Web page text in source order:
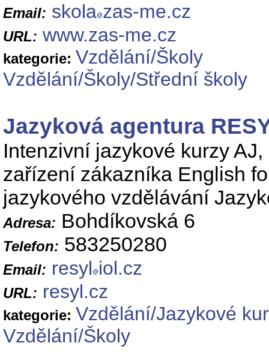
Email: skola zas-me.cz
URL: www.zas-me.cz
kategorie: Vzdělání/Školy
Vzdělání/Školy/Střední školy
Jazyková agentura
Intenzivní jazykové kurzy
zařízení zákazníka English
jazykového vzdělávání
Adresa: Bohdíkovská 6
Telefon: 583250280
Email: resyl iol.cz
URL: resyl.cz
kategorie: Vzdělání/Jazykové
Vzdělání/Školy